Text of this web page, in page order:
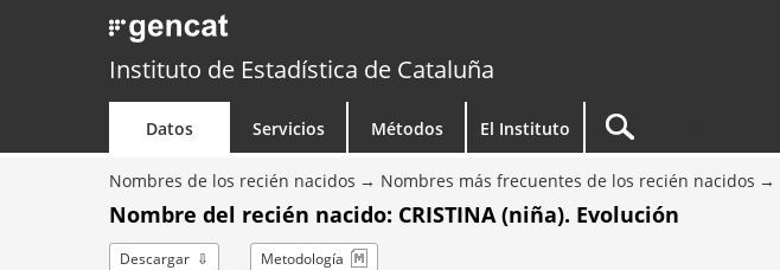
Instituto de Estadística de Cataluña
Datos Servicios Métodos El Instituto
Nombres de los recién nacidos Nombres más frecuentes de los recién nacidos
Nombre del recién nacido: CRISTINA (niña). Evolución
Descargar Metodología